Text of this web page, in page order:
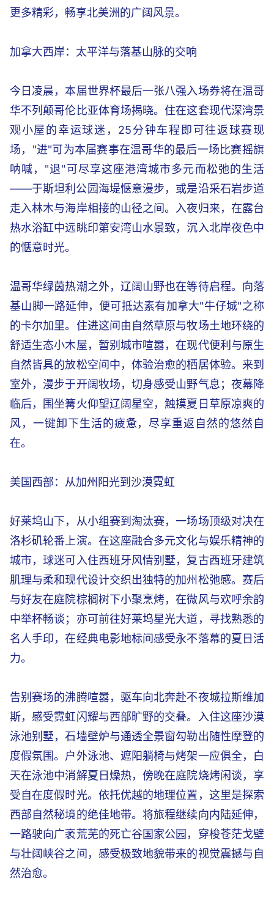
更多精彩，畅享北美洲的广阔风景。
加拿大西岸：太平洋与落基山脉的交响
今日凌晨，本届世界杯最后一张八强入场券将在温哥
华不列颠哥伦比亚体育场揭晓。住在这套现代深湾景
观小屋的幸运球迷，25分钟车程即可往返球赛现
场，"进"可为本届赛事在温哥华的最后一场比赛摇旗
呐喊，"退"可尽享这座港湾城市多元而松弛的生活
——于斯坦利公园海堤惬意漫步，或是沿采石岩步道
走入林木与海岸相接的山径之间。入夜归来，在露台
热水浴缸中远眺印第安湾山水景致，沉入北岸夜色中
的惬意时光。
温哥华绿茵热潮之外，辽阔山野也在等待启程。向落
基山脚一路延伸，便可抵达素有加拿大"牛仔城"之称
的卡尔加里。住进这间由自然草原与牧场土地环绕的
舒适生态小木屋，暂别城市喧嚣，在现代便利与原生
自然皆具的放松空间中，体验治愈的栖居体验。来到
室外，漫步于开阔牧场，切身感受山野气息；夜幕降
临后，围坐篝火仰望辽阔星空，触摸夏日草原凉爽的
风，一键卸下生活的疲惫，尽享重返自然的悠然自
在。
美国西部：从加州阳光到沙漠霓虹
好莱坞山下，从小组赛到淘汰赛，一场场顶级对决在
洛杉矶轮番上演。在这座融合多元文化与娱乐精神的
城市，球迷可入住西班牙风情别墅，复古西班牙建筑
肌理与柔和现代设计交织出独特的加州松弛感。赛后
与好友在庭院棕榈树下小聚烹烤，在微风与欢呼余韵
中举杯畅谈；亦可前往好莱坞星光大道，寻找熟悉的
名人手印，在经典电影地标间感受永不落幕的夏日活
力。
告别赛场的沸腾喧嚣，驱车向北奔赴不夜城拉斯维加
斯，感受霓虹闪耀与西部旷野的交叠。入住这座沙漠
泳池别墅，石墙壁炉与通透全景窗勾勒出随性摩登的
度假氛围。户外泳池、遮阳躺椅与烤架一应俱全，白
天在泳池中消解夏日燥热，傍晚在庭院烧烤闲谈，享
受自在度假时光。依托优越的地理位置，这里是探索
西部自然秘境的绝佳地带。将旅程继续向内陆延伸，
一路驶向广袤荒芜的死亡谷国家公园，穿梭苍茫戈壁
与壮阔峡谷之间，感受极致地貌带来的视觉震撼与自
然治愈。